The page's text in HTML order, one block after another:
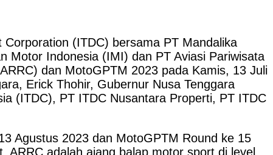
(ITDC) bersama PT Mandalika
Motor Indonesia (IMI) dan PT Aviasi Pariwisata
dan MotoGPTM 2023 pada Kamis, 13 Juli
Erick Thohir, Gubernur Nusa Tenggara
(ITDC), PT ITDC Nusantara Properti, PT ITDC
Agustus 2023 dan MotoGPTM Round ke 15
adalah ajang balap motor sport di level